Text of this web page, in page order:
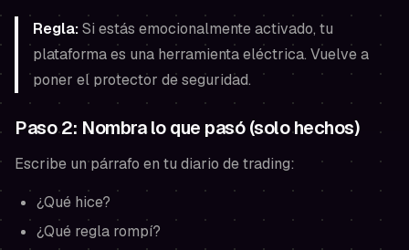
Regla:Si estás emocionalmente activado, tu
plataforma es una herramienta eléctrica. Vuelve a
poner el protector de seguridad.
Paso 2: Nombra lo que pasó (solo hechos)
Escribe un párrafo en tu diario de trading:
¿Qué hice?
¿Qué regla rompí?